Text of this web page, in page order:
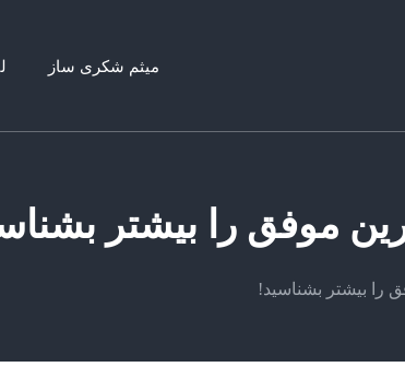
میثم شکری ساز
موفق را بیشتر
را بیشتر بشناسید!